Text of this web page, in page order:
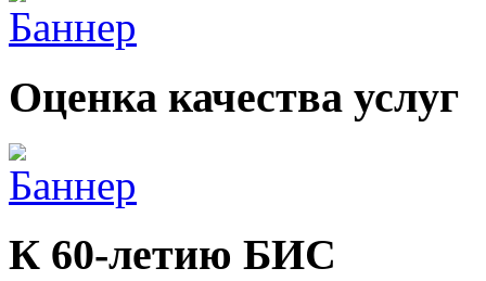
Оценка качества услуг
К 60-летию БИС